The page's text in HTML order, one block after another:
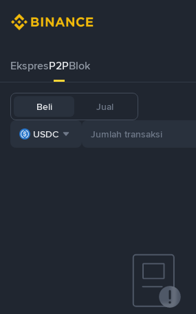
EkspresP2PBlok
Beli Jual
USDC